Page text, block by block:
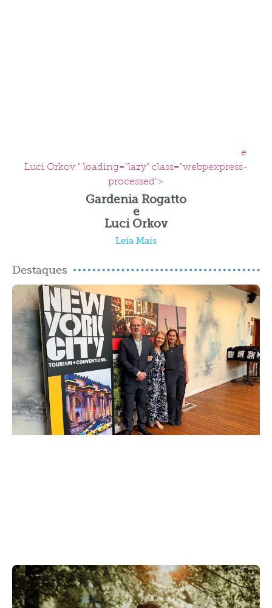
e
Luci Orkov " loading="lazy" class="webpexpress-
processed">
Gardenia Rogatto
e
Luci Orkov
Leia Mais
Destaques